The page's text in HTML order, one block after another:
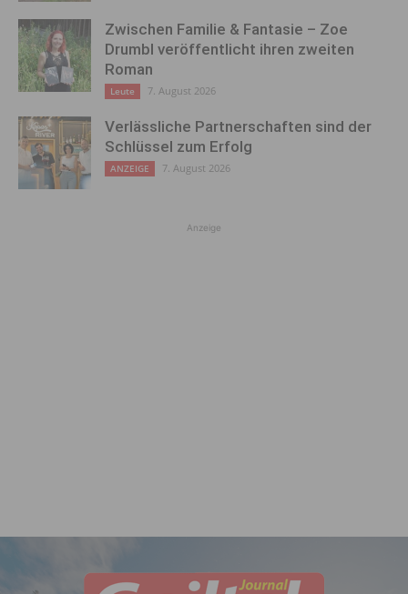
Zwischen Familie & Fantasie – Zoe
Drumbl veröffentlicht ihren zweiten
Roman
Leute 7. August 2026
Verlässliche Partnerschaften sind der
Schlüssel zum Erfolg
ANZEIGE 7. August 2026
Anzeige